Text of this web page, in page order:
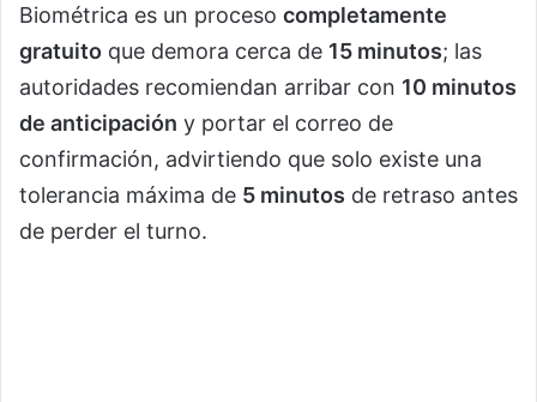
Biométrica es un proceso completamente
gratuito que demora cerca de 15 minutos; las
autoridades recomiendan arribar con 10 minutos
de anticipación y portar el correo de
confirmación, advirtiendo que solo existe una
tolerancia máxima de 5 minutos de retraso antes
de perder el turno.